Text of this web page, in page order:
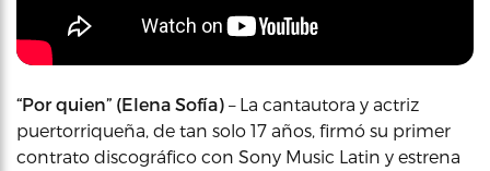
“Por quien” (Elena Sofía) – La cantautora y actriz
puertorriqueña, de tan solo 17 años, firmó su primer
contrato discográfico con Sony Music Latin y estrena